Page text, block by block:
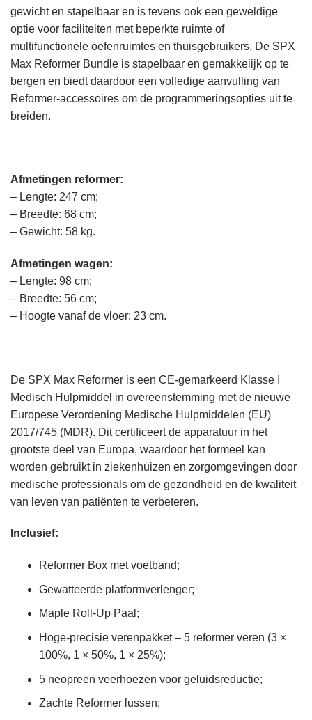
gewicht en stapelbaar en is tevens ook een geweldige
optie voor faciliteiten met beperkte ruimte of
multifunctionele oefenruimtes en thuisgebruikers. De SPX
Max Reformer Bundle is stapelbaar en gemakkelijk op te
bergen en biedt daardoor een volledige aanvulling van
Reformer-accessoires om de programmeringsopties uit te
breiden.
Afmetingen reformer:
– Lengte: 247 cm;
– Breedte: 68 cm;
– Gewicht: 58 kg.
Afmetingen wagen:
– Lengte: 98 cm;
– Breedte: 56 cm;
– Hoogte vanaf de vloer: 23 cm.
De SPX Max Reformer is een CE-gemarkeerd Klasse I
Medisch Hulpmiddel in overeenstemming met de nieuwe
Europese Verordening Medische Hulpmiddelen (EU)
2017/745 (MDR). Dit certificeert de apparatuur in het
grootste deel van Europa, waardoor het formeel kan
worden gebruikt in ziekenhuizen en zorgomgevingen door
medische professionals om de gezondheid en de kwaliteit
van leven van patiënten te verbeteren.
Inclusief:
Reformer Box met voetband;
Gewatteerde platformverlenger;
Maple Roll-Up Paal;
Hoge-precisie verenpakket – 5 reformer veren (3 ×
100%, 1 × 50%, 1 × 25%);
5 neopreen veerhoezen voor geluidsreductie;
Zachte Reformer lussen;